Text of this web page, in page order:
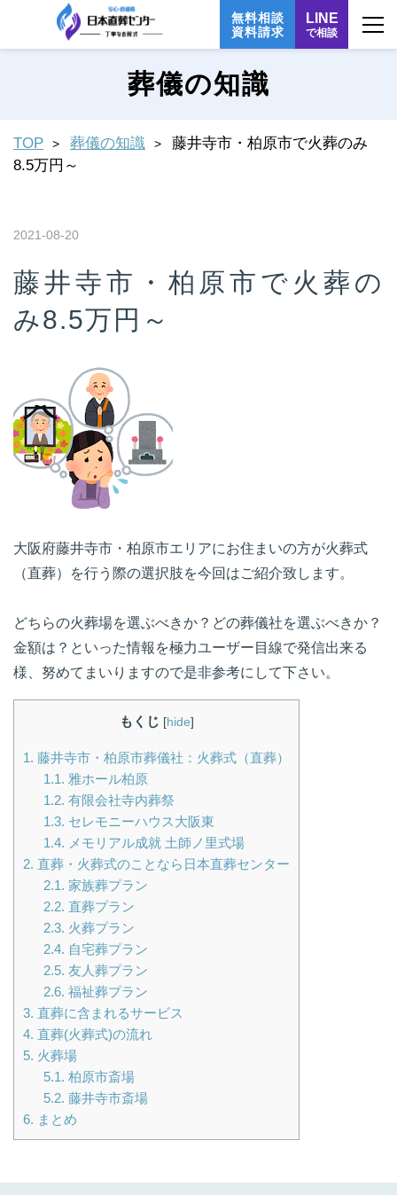
無料相談
資料請求
LINE
で相談
葬儀の知識
TOP 葬儀の知識
藤井寺市・柏原市で火葬のみ
8.5万円～
2021-08-20
藤井寺市・柏原市で火葬の
み8.5万円～
大阪府藤井寺市・柏原市エリアにお住まいの方が火葬式
（直葬）を行う際の選択肢を今回はご紹介致します。
どちらの火葬場を選ぶべきか？どの葬儀社を選ぶべきか？
金額は？といった情報を極力ユーザー目線で発信出来る
様、努めてまいりますので是非参考にして下さい。
もくじ [hide]
1. 藤井寺市・柏原市葬儀社：火葬式（直葬）
1.1. 雅ホール柏原
1.2. 有限会社寺内葬祭
1.3. セレモニーハウス大阪東
1.4. メモリアル成就 土師ノ里式場
2. 直葬・火葬式のことなら日本直葬センター
2.1. 家族葬プラン
2.2. 直葬プラン
2.3. 火葬プラン
2.4. 自宅葬プラン
2.5. 友人葬プラン
2.6. 福祉葬プラン
3. 直葬に含まれるサービス
4. 直葬(火葬式)の流れ
5. 火葬場
5.1. 柏原市斎場
5.2. 藤井寺市斎場
6. まとめ